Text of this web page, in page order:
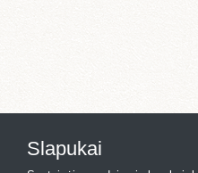
Slapukai